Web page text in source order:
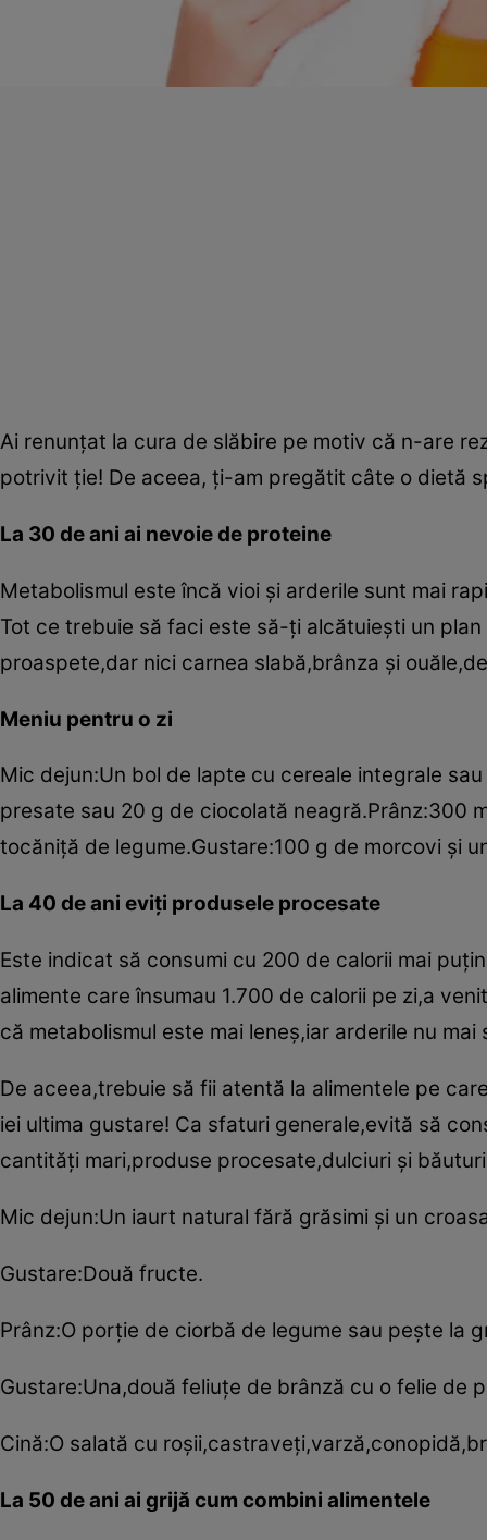
Ai renunţat la cura de slăbire pe motiv că n-are
potrivit ţie! De aceea, ţi-am pregătit câte o dietă
La 30 de ani ai nevoie de proteine
Metabolismul este încă vioi şi arderile sunt mai
Tot ce trebuie să faci este să-ţi alcătuieşti un
proaspete,dar nici carnea slabă,brânza şi
Meniu pentru o zi
Mic dejun:Un bol de lapte cu cereale integrale
presate sau 20 g de ciocolată neagră.Prânz:300
tocăniţă de legume.Gustare:100 g de morcovi şi
La 40 de ani eviţi produsele procesate
Este indicat să consumi cu 200 de calorii mai
alimente care însumau 1.700 de calorii pe zi,a
că metabolismul este mai leneş,iar arderile nu
De aceea,trebuie să fii atentă la alimentele pe
iei ultima gustare! Ca sfaturi generale,evită să
cantităţi mari,produse procesate,dulciuri şi
Mic dejun:Un iaurt natural fără grăsimi şi un
Gustare:Două fructe.
Prânz:O porţie de ciorbă de legume sau peşte la
Gustare:Una,două feliuţe de brânză cu o felie de
Cină:O salată cu
La 50 de ani ai grijă cum combini alimentele